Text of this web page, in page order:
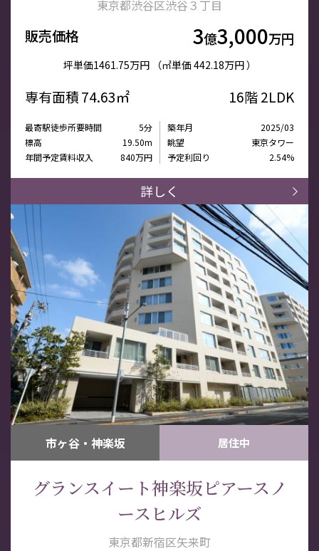
東京都渋谷区渋谷３丁目
販売価格 3億3,000万円
坪単価1461.75万円 （㎡単価 442.18万円 ）
専有面積74.63㎡ 16階2LDK
最寄駅徒歩所要時間
5分
標高
19.50m
年間予定賃料収入
840万円
築年月
2025/03
眺望
東京タワー
予定利回り
2.54%
詳しく
市ヶ谷・神楽坂 居住中
グランスイート神楽坂ピアースノ
ースヒルズ
東京都新宿区矢来町